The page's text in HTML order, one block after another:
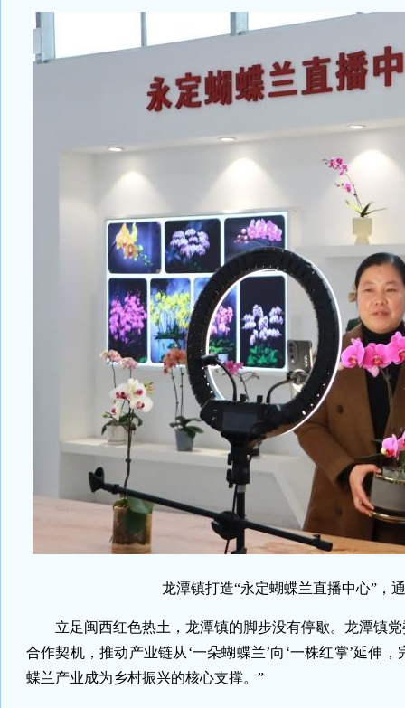
龙潭镇打造“永定蝴蝶兰直播中心”，
立足闽西红色热土，龙潭镇的脚步没有停歇。龙潭镇
合作契机，推动产业链从‘一朵蝴蝶兰’向‘一株红掌’延伸
蝶兰产业成为乡村振兴的核心支撑。”